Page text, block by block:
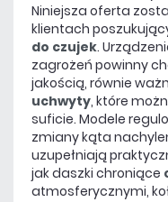
Niniejsza oferta
klientach
do czujek.
zagrożeń powinny
jakością, równie
uchwyty, które
suficie. Modele
zmiany kąta
uzupełniają
jak daszki chroniące
atmosferycznymi,